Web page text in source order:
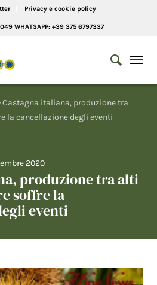
Privacy e cookie policy
WHATSAPP: +39 375 6797337
Castagna italiana, produzione tra
la cancellazione degli eventi
2020
produzione tra alti
soffre la
eventi